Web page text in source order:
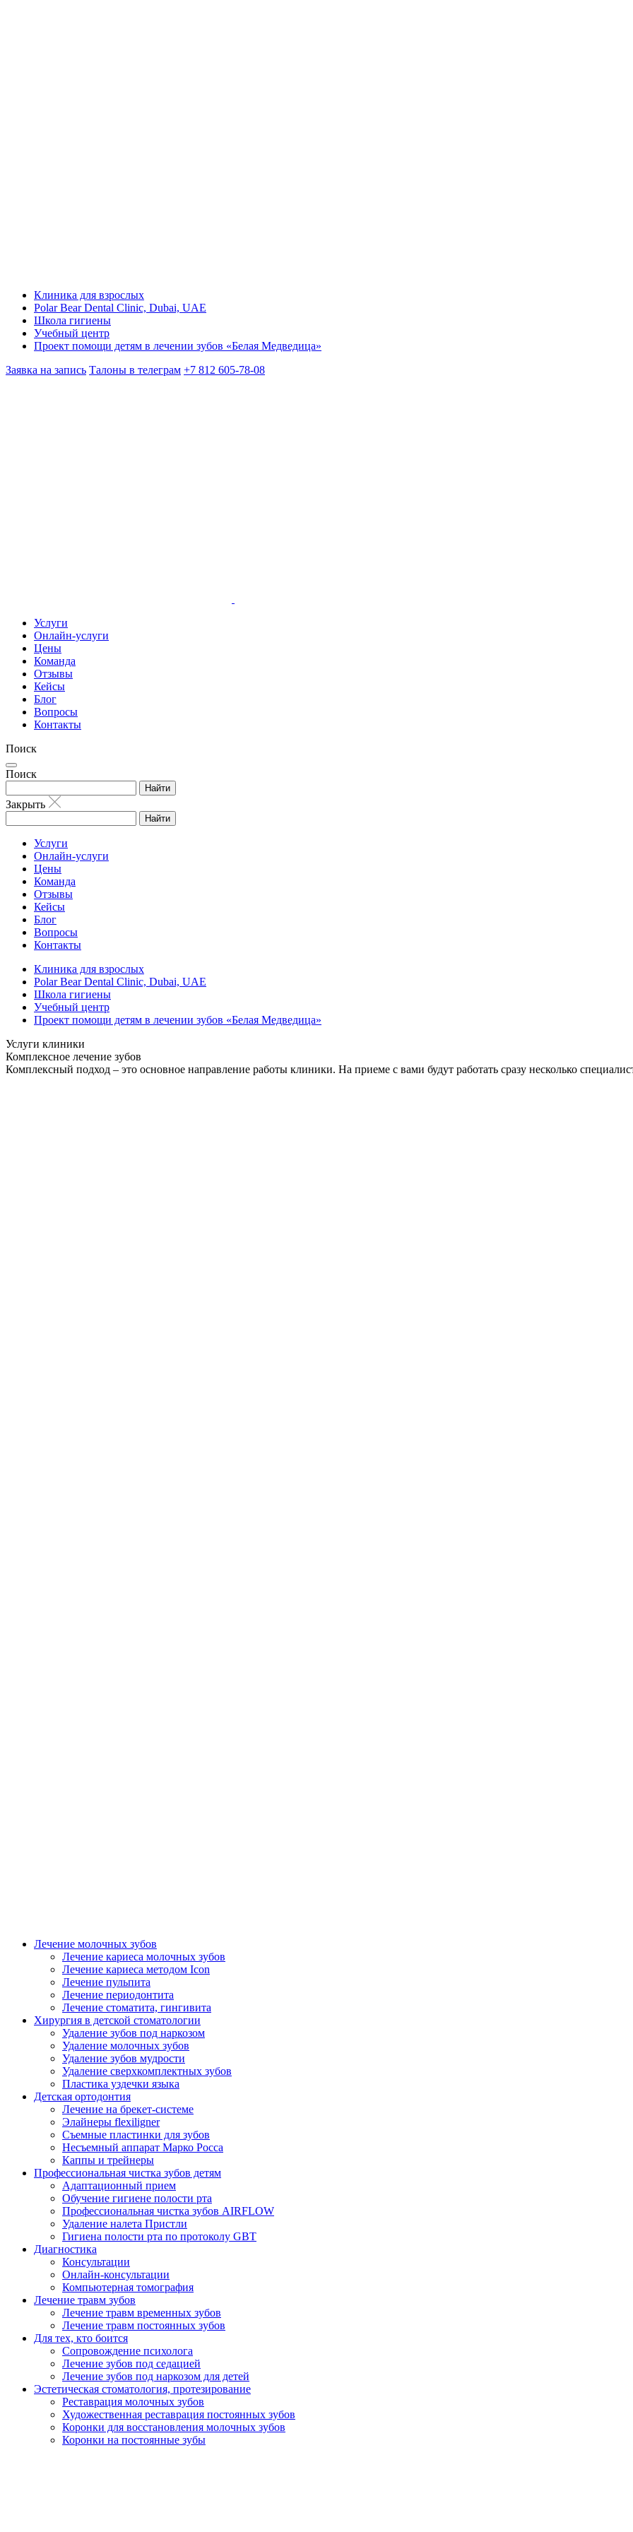
Клиника для взрослых
Polar Bear Dental Clinic, Dubai, UAE
Школа гигиены
Учебный центр
Проект помощи детям в лечении зубов «Белая Медведица»
Заявка на запись Талоны в телеграм +7 812 605-78-08
Услуги
Онлайн-услуги
Цены
Команда
Отзывы
Кейсы
Блог
Вопросы
Контакты
Поиск
Поиск
Найти
Закрыть
Найти
Услуги
Онлайн-услуги
Цены
Команда
Отзывы
Кейсы
Блог
Вопросы
Контакты
Клиника для взрослых
Polar Bear Dental Clinic, Dubai, UAE
Школа гигиены
Учебный центр
Проект помощи детям в лечении зубов «Белая Медведица»
Услуги клиники
Комплексное лечение зубов
Комплексный подход – это основное направление работы клиники. На приеме с вами будут работать сразу несколько
Лечение молочных зубов
Лечение кариеса молочных зубов
Лечение кариеса методом Icon
Лечение пульпита
Лечение периодонтита
Лечение стоматита, гингивита
Хирургия в детской стоматологии
Удаление зубов под наркозом
Удаление молочных зубов
Удаление зубов мудрости
Удаление сверхкомплектных зубов
Пластика уздечки языка
Детская ортодонтия
Лечение на брекет-системе
Элайнеры flexiligner
Съемные пластинки для зубов
Несъемный аппарат Марко Росса
Каппы и трейнеры
Профессиональная чистка зубов детям
Адаптационный прием
Обучение гигиене полости рта
Профессиональная чистка зубов AIRFLOW
Удаление налета Пристли
Гигиена полости рта по протоколу GBT
Диагностика
Консультации
Онлайн-консультации
Компьютерная томография
Лечение травм зубов
Лечение травм временных зубов
Лечение травм постоянных зубов
Для тех, кто боится
Сопровождение психолога
Лечение зубов под седацией
Лечение зубов под наркозом для детей
Эстетическая стоматология, протезирование
Реставрация молочных зубов
Художественная реставрация постоянных зубов
Коронки для восстановления молочных зубов
Коронки на постоянные зубы